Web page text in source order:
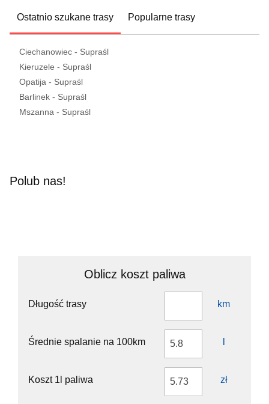
Ostatnio szukane trasy Popularne trasy
Ciechanowiec - Supraśl
Kieruzele - Supraśl
Opatija - Supraśl
Barlinek - Supraśl
Mszanna - Supraśl
Polub nas!
Oblicz koszt paliwa
Długość trasy km
Średnie spalanie na 100km
Koszt 1l paliwa zł